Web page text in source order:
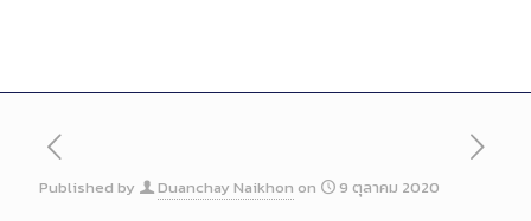
Published by Duanchay Naikhon on 9 ตุลาคม 2020